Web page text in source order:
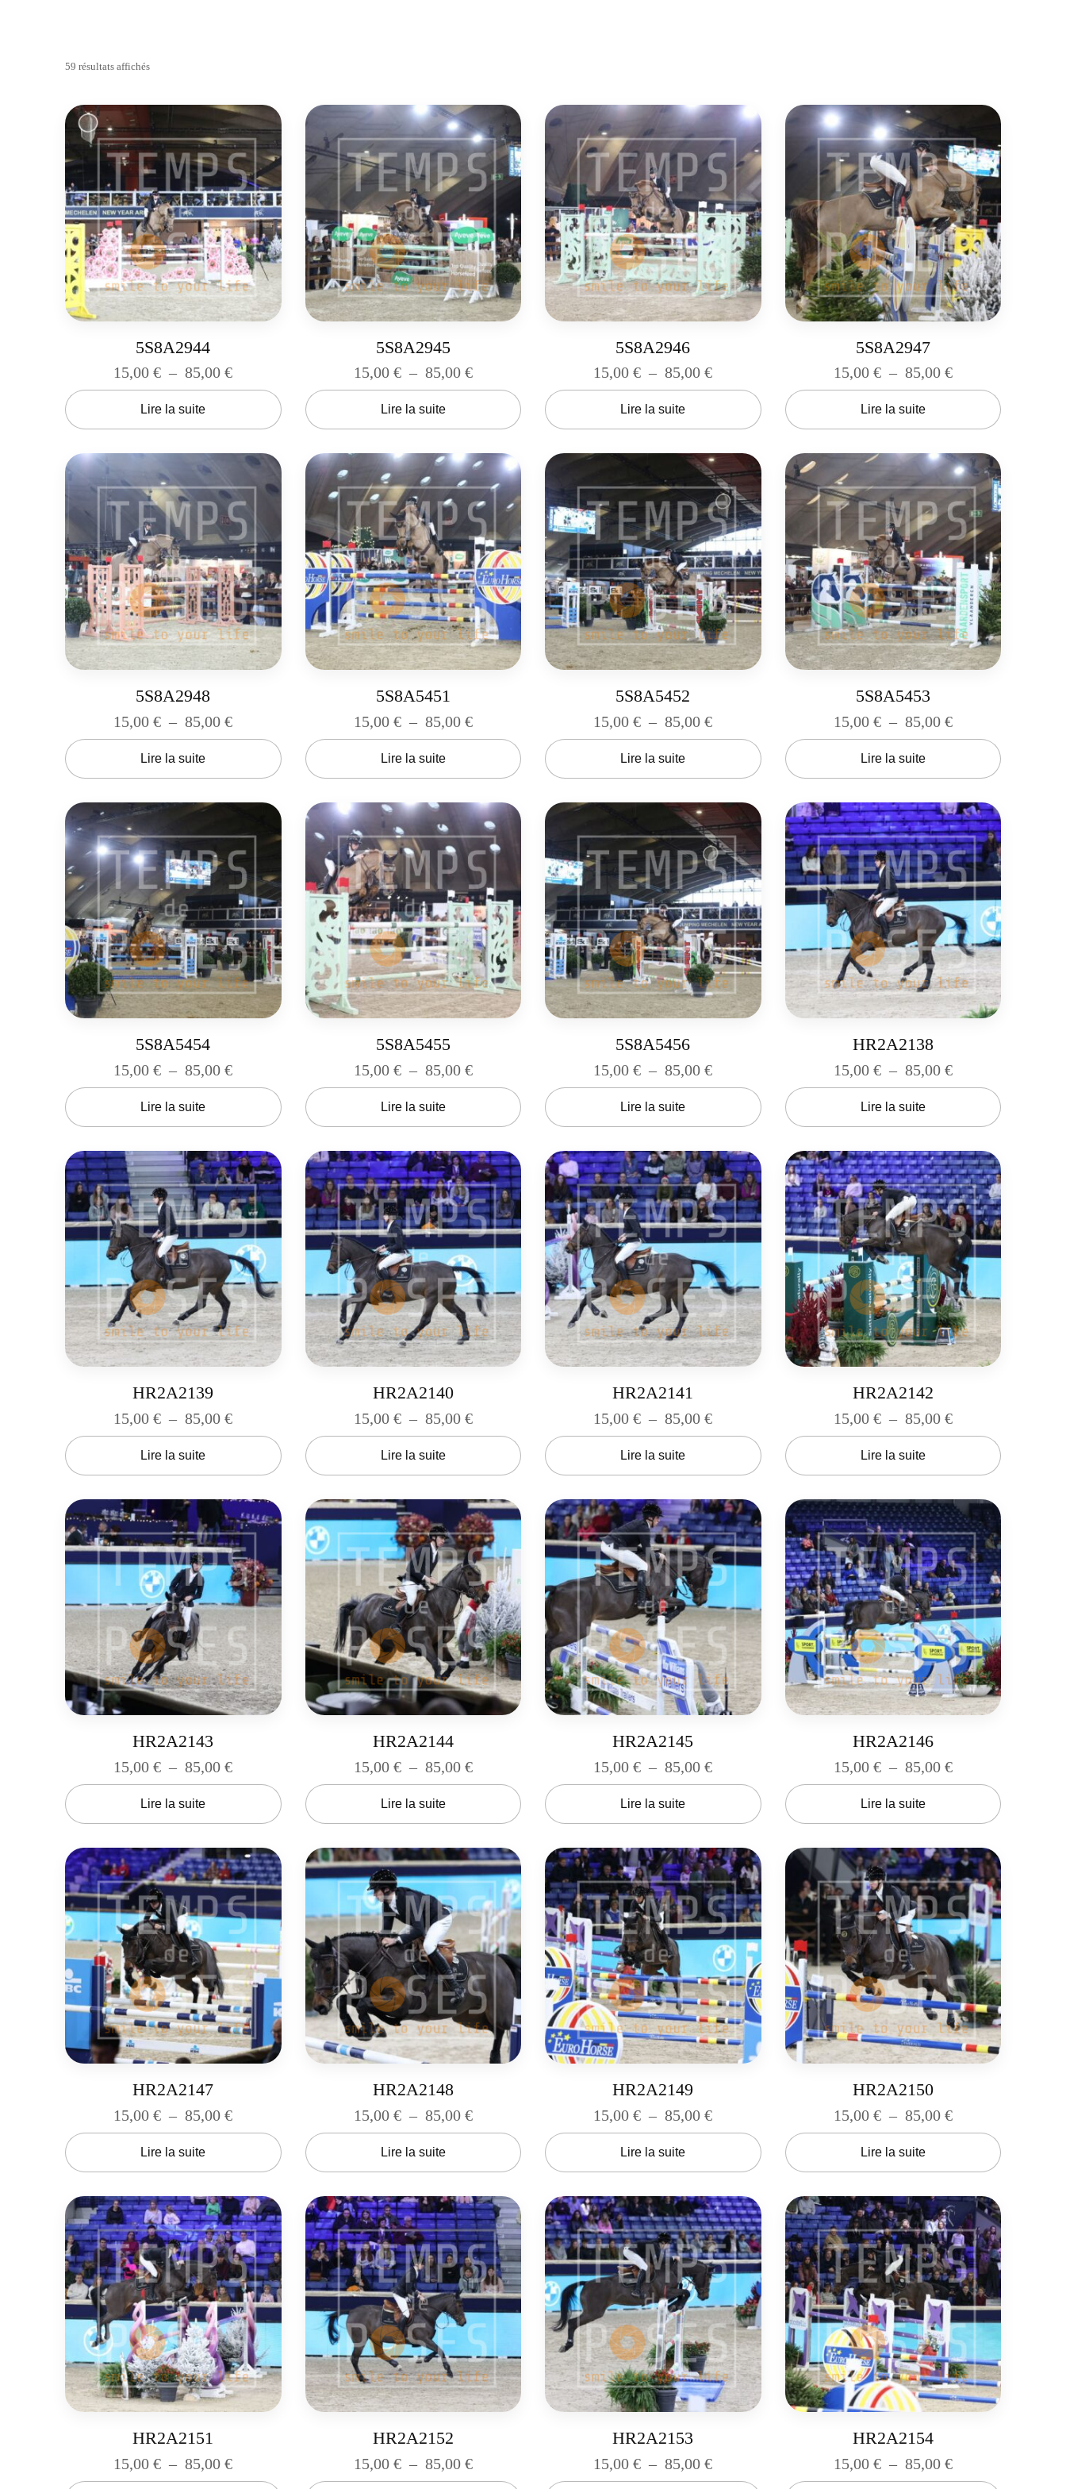
59 résultats affichés
5S8A2944
15,00€ – 85,00€
Lire la suite
5S8A2945
15,00 € – 85,00 €
Lire la suite
5S8A2946
15,00€ – 85,00€
Lire la suite
5S8A2947
15,00 € – 85,00 €
Lire la suite
5S8A2948
15,00€ – 85,00€
Lire la suite
5S8A5451
15,00 € – 85,00 €
Lire la suite
5S8A5452
15,00€ – 85,00€
Lire la suite
5S8A5453
15,00 € – 85,00 €
Lire la suite
5S8A5454
15,00€ – 85,00€
Lire la suite
5S8A5455
15,00 € – 85,00 €
Lire la suite
5S8A5456
15,00€ – 85,00€
Lire la suite
HR2A2138
15,00 € – 85,00 €
Lire la suite
HR2A2139
15,00€ – 85,00€
Lire la suite
HR2A2140
15,00 € – 85,00 €
Lire la suite
HR2A2141
15,00€ – 85,00€
Lire la suite
HR2A2142
15,00 € – 85,00 €
Lire la suite
HR2A2143
15,00€ – 85,00€
Lire la suite
HR2A2144
15,00 € – 85,00 €
Lire la suite
HR2A2145
15,00€ – 85,00€
Lire la suite
HR2A2146
15,00 € – 85,00 €
Lire la suite
HR2A2147
15,00€ – 85,00€
Lire la suite
HR2A2148
15,00 € – 85,00 €
Lire la suite
HR2A2149
15,00€ – 85,00€
Lire la suite
HR2A2150
15,00 € – 85,00 €
Lire la suite
HR2A2151
15,00€ – 85,00€
HR2A2152
15,00 € – 85,00 €
HR2A2153
15,00€ – 85,00€
HR2A2154
15,00 € – 85,00 €